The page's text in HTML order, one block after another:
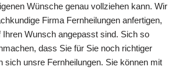
Wünsche genau vollziehen kann. Wir
Firma Fernheilungen anfertigen,
Wunsch angepasst sind. Sich so
dass Sie für Sie noch richtiger
sich unsre Fernheilungen. Sie können mit